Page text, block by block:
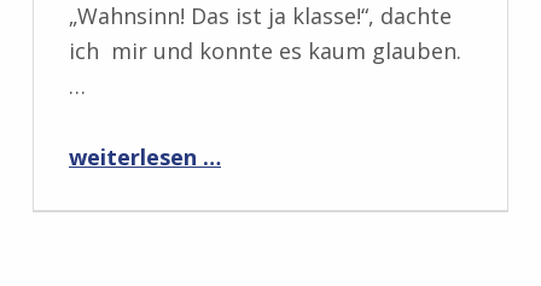
„Wahnsinn! Das ist ja klasse!“, dachte
ich mir und konnte es kaum glauben.
…
“Presseartikel in der Leonberger Kreiszeitung”
weiterlesen …